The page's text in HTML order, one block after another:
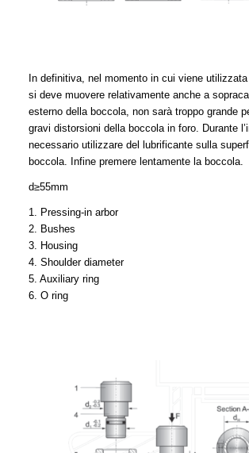
In definitiva, nel momento in cui viene
si deve muovere relativamente anche a
esterno della boccola, non sarà troppo grande
gravi distorsioni della boccola in foro. Durante
necessario utilizzare del lubrificante sulla
boccola. Infine premere lentamente la boccola.
d≥55mm
1. Pressing-in arbor
2. Bushes
3. Housing
4. Shoulder diameter
5. Auxiliary ring
6. O ring